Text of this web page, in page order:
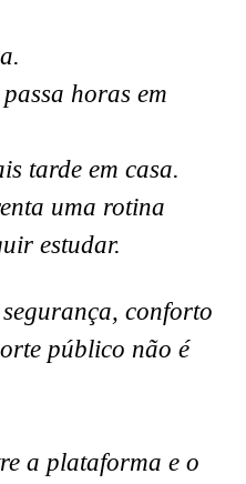
horas em
tarde em casa.
uma rotina
estudar.
conforto
público não é
a plataforma e o